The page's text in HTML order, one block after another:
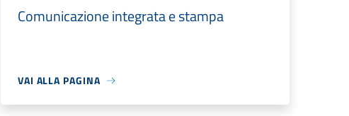
Comunicazione integrata e stampa
VAI ALLA PAGINA